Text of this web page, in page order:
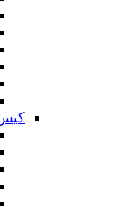
کیس